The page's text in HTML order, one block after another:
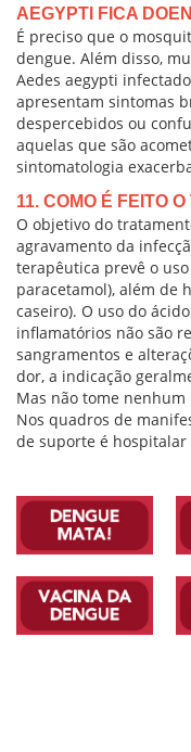
AEGYPTI FICA
É preciso que o
dengue. Além disso,
Aedes aegypti
apresentam sintomas
despercebidos ou
aquelas que são
sintomatologia
11. COMO É FEITO
O objetivo do
agravamento da
terapêutica prevê o
paracetamol), além de
caseiro). O uso do
inflamatórios não são
sangramentos e
dor, a indicação
Mas não tome
Nos quadros de
de suporte é hospitalar